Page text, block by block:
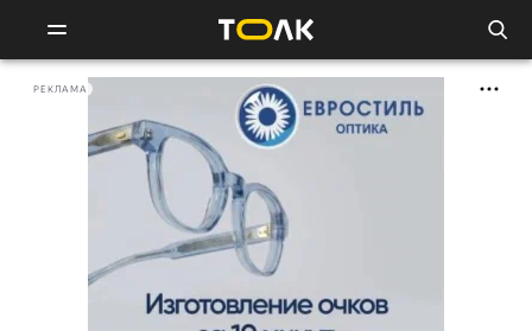
РЕКЛАМА